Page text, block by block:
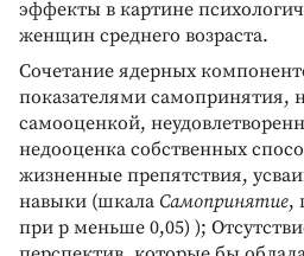
эффекты в картине
женщин среднего возраста.
Сочетание ядерных
показателями самопринятия,
самооценкой,
недооценка собственных
жизненные препятствия,
навыки (шкала Самопринятие,
при р меньше 0,05) );